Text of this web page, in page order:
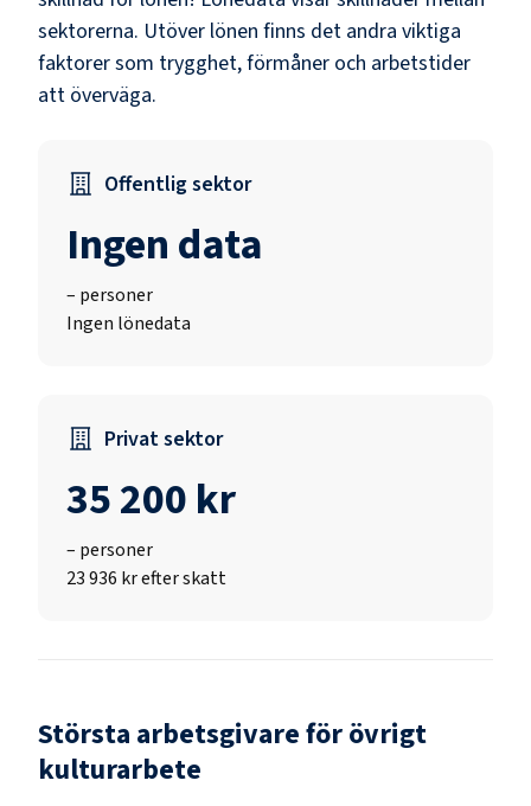
sektorerna. Utöver lönen finns det andra viktiga
faktorer som trygghet, förmåner och arbetstider
att överväga.
Offentlig sektor
Ingen data
– personer
Ingen lönedata
Privat sektor
35 200 kr
– personer
23 936 kr efter skatt
Största arbetsgivare förövrigt
kulturarbete